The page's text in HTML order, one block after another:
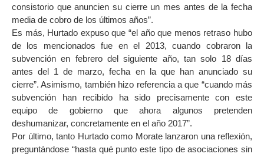
consistorio que anuncien su cierre un mes antes de la fecha
media de cobro de los últimos años”.
Es más, Hurtado expuso que “el año que menos retraso hubo
de los mencionados fue en el 2013, cuando cobraron la
subvención en febrero del siguiente año, tan solo 18 días
antes del 1 de marzo, fecha en la que han anunciado su
cierre”. Asimismo, también hizo referencia a que “cuando más
subvención han recibido ha sido precisamente con este
equipo de gobierno que ahora algunos pretenden
deshumanizar, concretamente en el año 2017”.
Por último, tanto Hurtado como Morate lanzaron una reflexión,
preguntándose “hasta qué punto este tipo de asociaciones sin